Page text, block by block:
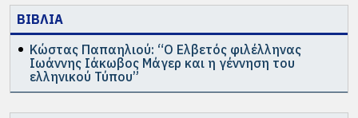
ΒΙΒΛΙΑ
Κώστας Παπαηλιού: “Ο Ελβετός φιλέλληνας
Ιωάννης Ιάκωβος Μάγερ και η γέννηση του
ελληνικού Τύπου”